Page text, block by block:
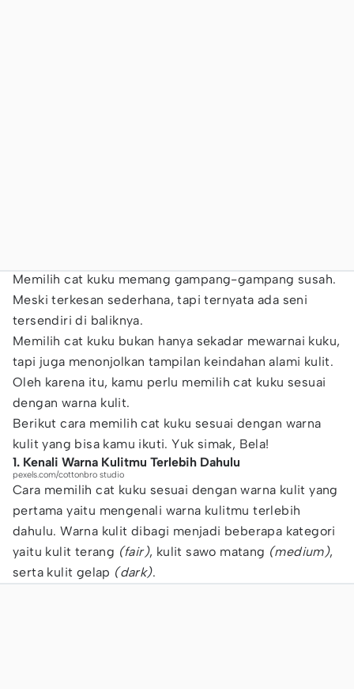
Memilih cat kuku memang gampang-gampang susah.
Meski terkesan sederhana, tapi ternyata ada seni
tersendiri di baliknya.
Memilih cat kuku bukan hanya sekadar mewarnai kuku,
tapi juga menonjolkan tampilan keindahan alami kulit.
Oleh karena itu, kamu perlu memilih cat kuku sesuai
dengan warna kulit.
Berikut cara memilih cat kuku sesuai dengan warna
kulit yang bisa kamu ikuti. Yuk simak, Bela!
1. Kenali Warna Kulitmu Terlebih Dahulu
pexels.com/cottonbro studio
Cara memilih cat kuku sesuai dengan warna kulit yang
pertama yaitu mengenali warna kulitmu terlebih
dahulu. Warna kulit dibagi menjadi beberapa kategori
yaitu kulit terang (fair), kulit sawo matang (medium),
serta kulit gelap (dark).